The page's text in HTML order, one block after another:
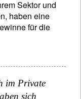
Sektor und
haben eine
für die
im Private
sich